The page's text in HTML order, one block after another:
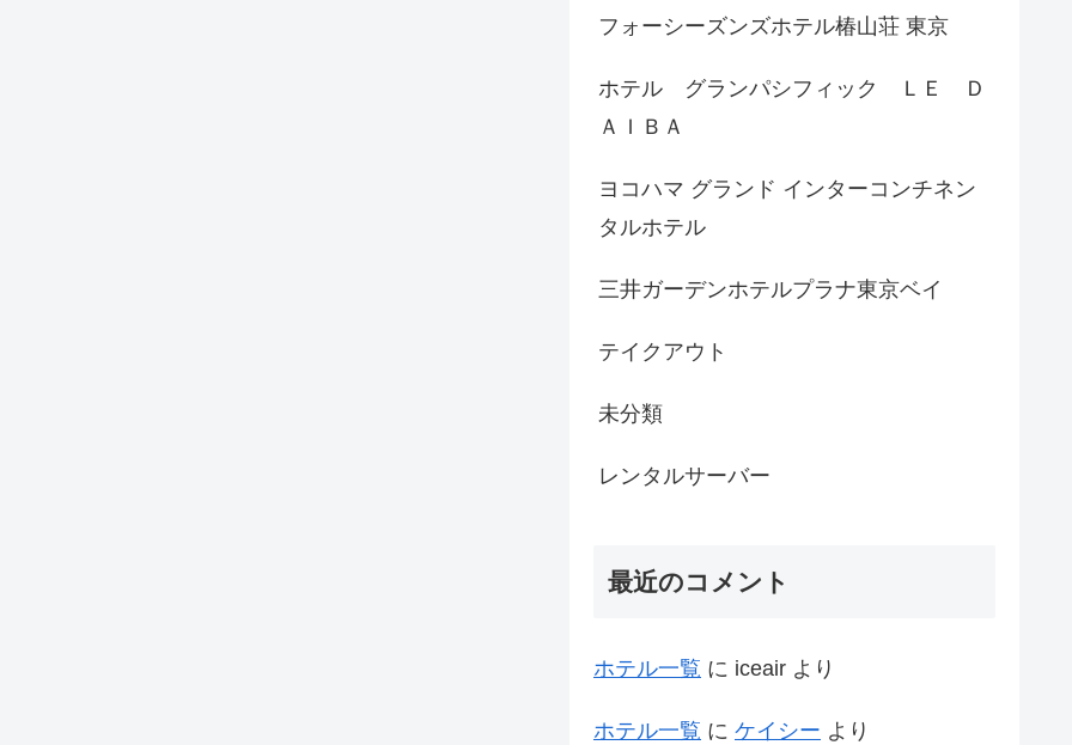
フォーシーズンズホテル椿山荘 東京
ホテル グランパシフィック ＬＥ Ｄ
ＡＩＢＡ
ヨコハマ グランド インターコンチネン
タルホテル
三井ガーデンホテルプラナ東京ベイ
テイクアウト
未分類
レンタルサーバー
最近のコメント
ホテル一覧 に iceair より
ホテル一覧 に ケイシー より